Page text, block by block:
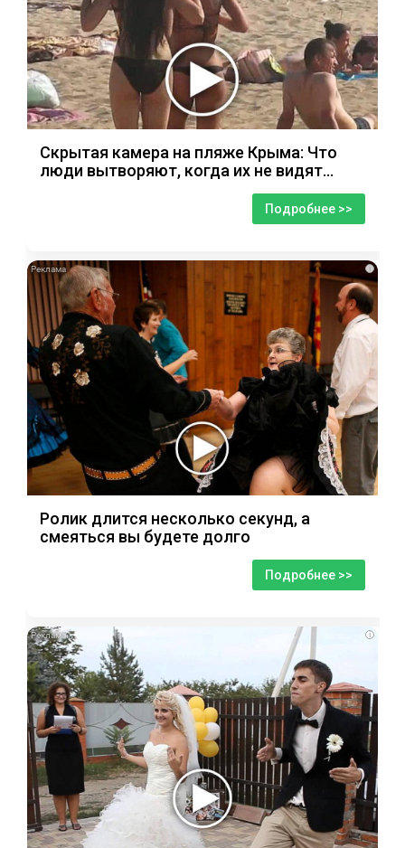
Скрытая камера на пляже Крыма: Что
люди вытворяют, когда их не видят...
Подробнее >>
i
Ролик длится несколько секунд, а
смеяться вы будете долго
Подробнее >>
i